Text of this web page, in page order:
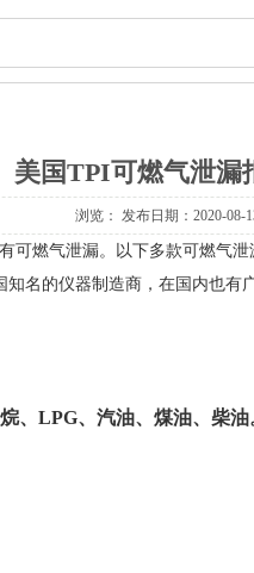
美国TPI可燃气泄漏
浏览： 发布日期：2020-08-
可燃气泄漏。以下多款可燃气
知名的仪器制造商，在国内也有
、 LPG、汽油、煤油、柴油